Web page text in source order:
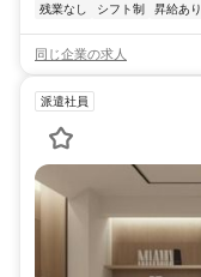
残業なし シフト制 昇給あり
同じ企業の求人
派遣社員